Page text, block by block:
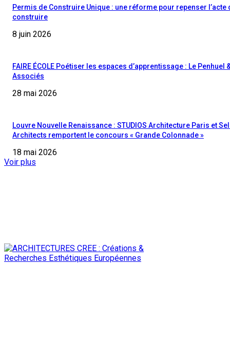
Permis de Construire Unique : une réforme pour repenser l’acte
construire
8 juin 2026
FAIRE ÉCOLE Poétiser les espaces d’apprentissage : Le Penhuel
Associés
28 mai 2026
Louvre Nouvelle Renaissance : STUDIOS Architecture Paris et
Architects remportent le concours « Grande Colonnade »
18 mai 2026
Voir plus